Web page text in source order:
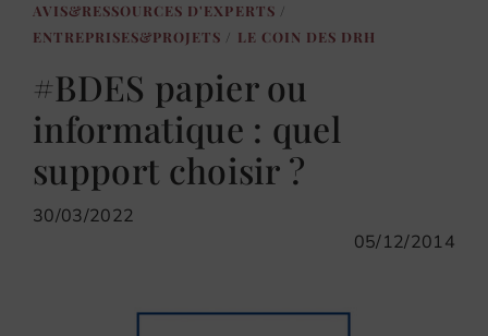
AVIS&RESSOURCES D'EXPERTS /
ENTREPRISES&PROJETS / LE COIN DES DRH
#BDES papier ou
informatique : quel
support choisir ?
30/03/2022
05/12/2014